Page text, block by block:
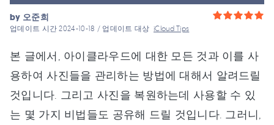
by 오준희
업데이트 시간 2024-10-18 / 업데이트 대상iCloud Tips
본 글에서, 아이클라우드에 대한 모든 것과 이를 사
용하여 사진들을 관리하는 방법에 대해서 알려드릴
것입니다. 그리고 사진을 복원하는데 사용할 수 있
는 몇 가지 비법들도 공유해 드릴 것입니다. 그러니,